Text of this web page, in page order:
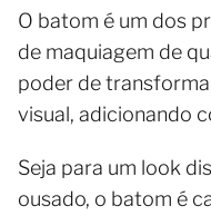
O batom é um dos
de maquiagem de
poder de
visual, adicionando
Seja para um look
ousado, o batom é